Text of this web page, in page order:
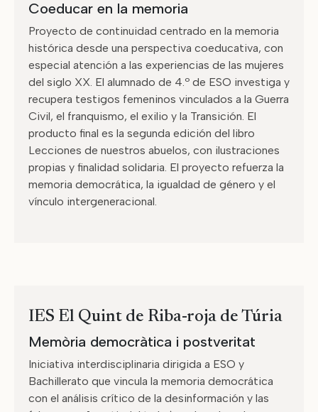
Coeducar en la memoria
Proyecto de continuidad centrado en la memoria
histórica desde una perspectiva coeducativa, con
especial atención a las experiencias de las mujeres
del siglo XX. El alumnado de 4.º de ESO investiga y
recupera testigos femeninos vinculados a la Guerra
Civil, el franquismo, el exilio y la Transición. El
producto final es la segunda edición del libro
Lecciones de nuestros abuelos, con ilustraciones
propias y finalidad solidaria. El proyecto refuerza la
memoria democrática, la igualdad de género y el
vínculo intergeneracional.
IES El Quint de Riba-roja de Túria
Memòria democràtica i postveritat
Iniciativa interdisciplinaria dirigida a ESO y
Bachillerato que vincula la memoria democrática
con el análisis crítico de la desinformación y las